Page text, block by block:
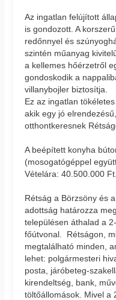
Az ingatlan felújított
is gondozott. A
redőnnyel és
szintén műanyag
a kellemes hőérzetről
gondoskodik a
villanybojler biztosítja.
Ez az ingatlan
akik egy jó
otthontkeresnek
A beépített konyha
(mosogatógéppel
Vételára: 40.500.000 Ft.
Rétság a Börzsöny és
adottság határozza
településen áthalad a
főútvonal. Rétságon,
megtalálható minden,
lehet: polgármesteri
posta, járóbeteg-
kirendeltség, bank,
töltőállomások. Mivel a